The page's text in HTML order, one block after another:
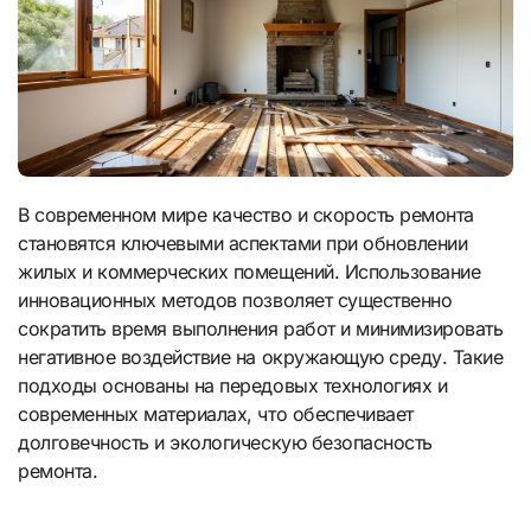
В современном мире качество и скорость ремонта
становятся ключевыми аспектами при обновлении
жилых и коммерческих помещений. Использование
инновационных методов позволяет существенно
сократить время выполнения работ и минимизировать
негативное воздействие на окружающую среду. Такие
подходы основаны на передовых технологиях и
современных материалах, что обеспечивает
долговечность и экологическую безопасность
ремонта.